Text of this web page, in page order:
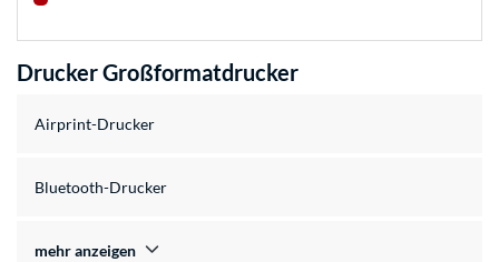
Drucker Großformatdrucker
Airprint-Drucker
Bluetooth-Drucker
mehr anzeigen